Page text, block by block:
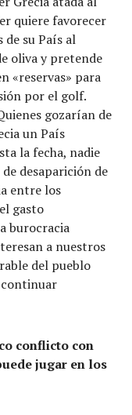
quiere favorecer
de su País al
oliva y pretende
«reservas» para
por el golf.
gozarían de
un País
la fecha, nadie
desaparición de
entre los
gasto
burocracia
a nuestros
del pueblo
continuar
conflicto con
jugar en los